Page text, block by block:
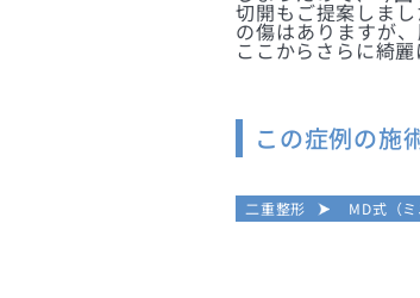
切開もご提案しま
の傷はありますが
ここからさらに綺
この症例の施
二重整形 MD式（